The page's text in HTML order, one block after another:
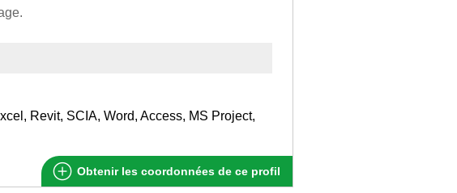
Revit, SCIA, Word, Access, MS Project,
Obtenir les coordonnées de ce profil